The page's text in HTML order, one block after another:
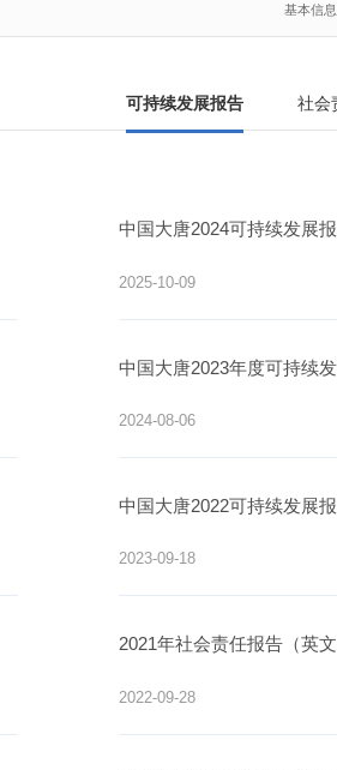
基本信息
可持续发展报告 社会
中国大唐2024可持续发展
2025-10-09
中国大唐2023年度可持续
2024-08-06
中国大唐2022可持续发展
2023-09-18
2021年社会责任报告（英
2022-09-28